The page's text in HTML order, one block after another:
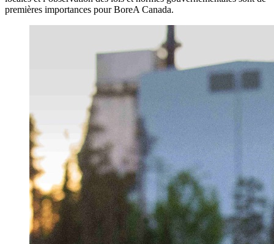
premières importances pour BoreA Canada.